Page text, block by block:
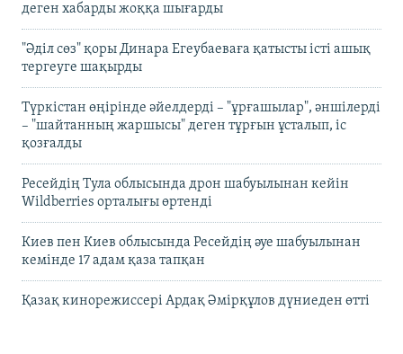
деген хабарды жоққа шығарды
"Әділ сөз" қоры Динара Егеубаеваға қатысты істі ашық
тергеуге шақырды
Түркістан өңірінде әйелдерді – "ұрғашылар", әншілерді
– "шайтанның жаршысы" деген тұрғын ұсталып, іс
қозғалды
Ресейдің Тула облысында дрон шабуылынан кейін
Wildberries орталығы өртенді
Киев пен Киев облысында Ресейдің әуе шабуылынан
кемінде 17 адам қаза тапқан
Қазақ кинорежиссері Ардақ Әмірқұлов дүниеден өтті